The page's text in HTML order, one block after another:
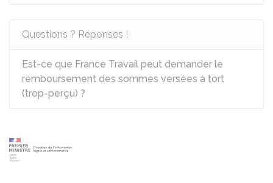
Questions ? Réponses !
Est-ce que France Travail peut demander le
remboursement des sommes versées à tort
(trop-perçu) ?